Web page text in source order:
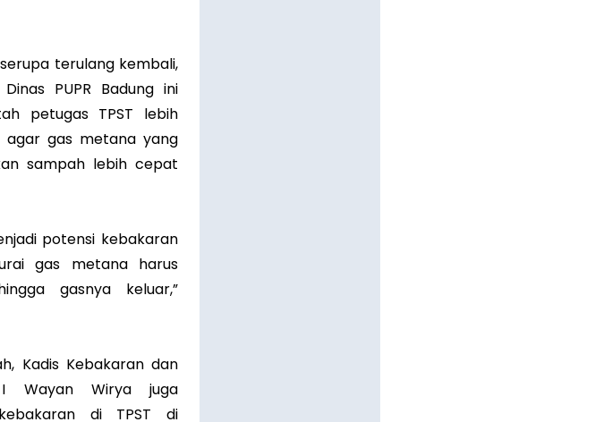
terulang kembali,
PUPR Badung ini
petugas TPST lebih
agar gas metana yang
sampah lebih cepat
potensi kebakaran
gas metana harus
gasnya keluar,”
Kadis Kebakaran dan
I Wayan Wirya juga
di TPST di